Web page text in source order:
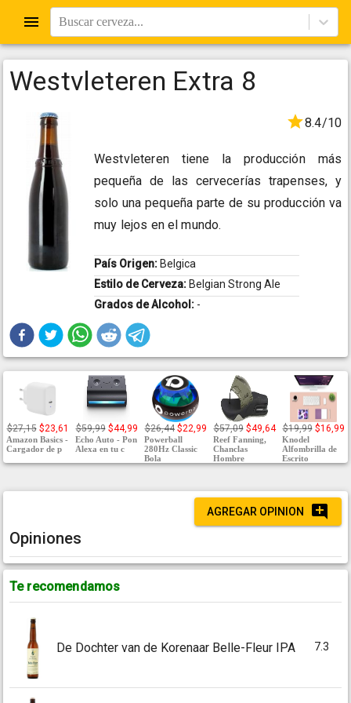
Buscar cerveza...
Westvleteren Extra 8
8.4/10
Westvleteren tiene la producción más
pequeña de las cervecerías trapenses, y
solo una pequeña parte de su producción va
muy lejos en el mundo.
País Origen: Belgica
Estilo de Cerveza: Belgian Strong Ale
Grados de Alcohol: -
$27,15 $23,61
Amazon Basics -
Cargador de p
$59,99 $44,99
Echo Auto - Pon
Alexa en tu c
$26,44 $22,99
Powerball
280Hz Classic
Bola
$57,09 $49,64
Reef Fanning,
Chanclas
Hombre
$19,99 $16,99
Knodel
Alfombrilla de
Escrito
AGREGAR OPINION
Opiniones
Te recomendamos
De Dochter van de Korenaar Belle-Fleur IPA 7.3